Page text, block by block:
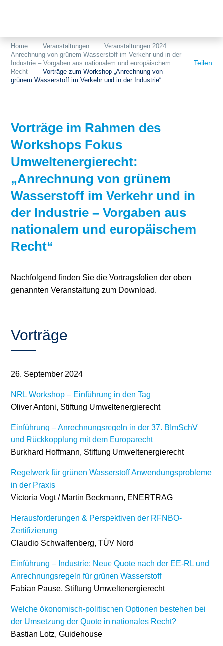
Europa
Flächen
Grundsatzfragen
Netze
Sektorenkopplung
Speicher
Wasserstoff
Publikationen
News
Karriere
Stiftungsporträt
Team
Forschungsnetzwerk
Infomaterial
Home Veranstaltungen
Veranstaltungen 2024
Anrechnung von grünem Wasserstoff im Verkehr und in der
Industrie – Vorgaben aus nationalem und europäischem
Recht
Vorträge zum Workshop „Anrechnung von
grünem Wasserstoff im Verkehr und in der Industrie“
Teilen
Vorträge im Rahmen des
Workshops Fokus
Umweltenergierecht:
„Anrechnung von grünem
Wasserstoff im Verkehr und in
der Industrie – Vorgaben aus
nationalem und europäischem
Recht“
Nachfolgend finden Sie die Vortragsfolien der oben
genannten Veranstaltung zum Download.
Vorträge
26. September 2024
NRL Workshop – Einführung in den Tag
Oliver Antoni, Stiftung Umweltenergierecht
Einführung – Anrechnungsregeln in der 37. BImSchV
und Rückkopplung mit dem Europarecht
Burkhard Hoffmann, Stiftung Umweltenergierecht
Regelwerk für grünen Wasserstoff Anwendungsprobleme
in der Praxis
Victoria Vogt / Martin Beckmann, ENERTRAG
Herausforderungen & Perspektiven der RFNBO-
Zertifizierung
Claudio Schwalfenberg, TÜV Nord
Einführung – Industrie: Neue Quote nach der EE-RL und
Anrechnungsregeln für grünen Wasserstoff
Fabian Pause, Stiftung Umweltenergierecht
Welche ökonomisch-politischen Optionen bestehen bei
der Umsetzung der Quote in nationales Recht?
Bastian Lotz, Guidehouse